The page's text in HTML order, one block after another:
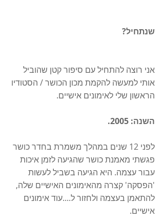
שנתחיל?
אני רוצה להתחיל עם סיפור קטן שהוביל
אותי למעשה להקמת מכון הכושר / הסטודיו
הראשון שלי לאימונים אישיים.
השנה: 2005.
לפני 12 שנים במהלך משמרת בחדר כושר
פגשתי מאמנת כושר שהגיעה לזמן איכות
עבור עצמה. היא הגיעה בשביל לעשות
'הפסקה' קצרה מהאימונים האישיים שלה,
להתאמן בעצמה ולחזור ל....עוד אימונים
אישיים.